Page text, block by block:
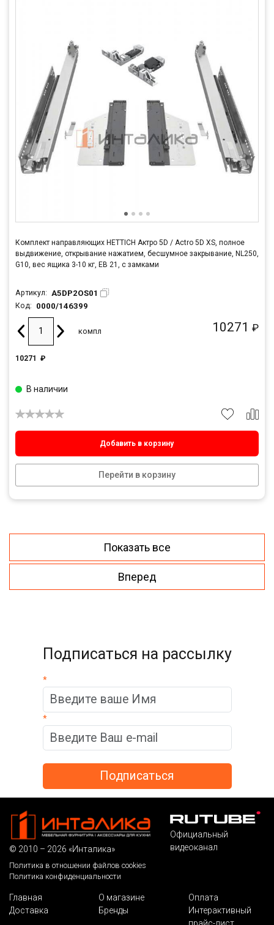
Комплект направляющих HETTICH Актро 5D / Actro 5D XS, полное
выдвижение, открывание нажатием, бесшумное закрывание, NL250,
G10, вес ящика 3-10 кг, ЕВ 21, с замками
Артикул: A5DP2OS01
Код: 0000/146399
10271 ₽
компл
10271 ₽
Добавить в корзину
Перейти в корзину
В наличии
Показать все
Вперед
Подписаться на рассылку
*
*
© 2010 – 2026 «Инталика»
Политика в отношении файлов cookies
Политика конфиденциальности
Официальный
видеоканал
Главная О магазине
Оплата
Доставка
Бренды
Интерактивный
прайс-лист